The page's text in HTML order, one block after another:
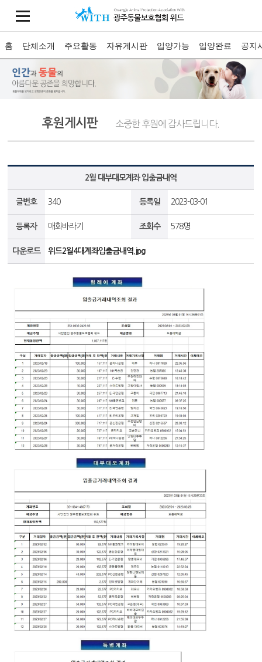
홈 단체소개 주요활동 자유게시판 입양가능 입양완료 공지
후원게시판 소중한 후원에 감사드립니다.
2월 대부대모계좌 입출금내역
글번호 340 등록일 2023-03-01
등록자 매화바라기 조회수 578명
다운로드 위드2월4대계좌입출금내역.jpg